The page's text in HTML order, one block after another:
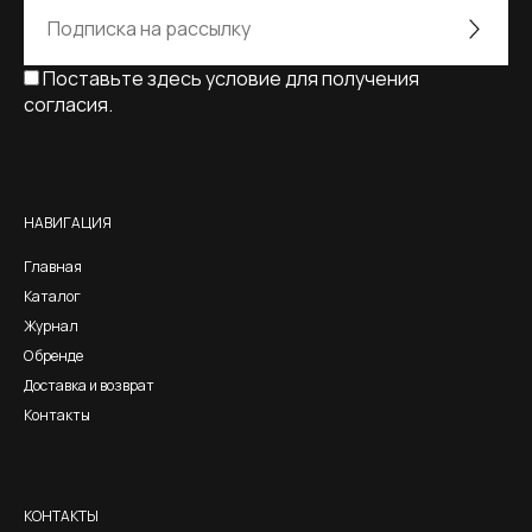
Поставьте здесь условие для получения
согласия.
НАВИГАЦИЯ
Главная
Каталог
Журнал
О бренде
Доставка и возврат
Контакты
КОНТАКТЫ